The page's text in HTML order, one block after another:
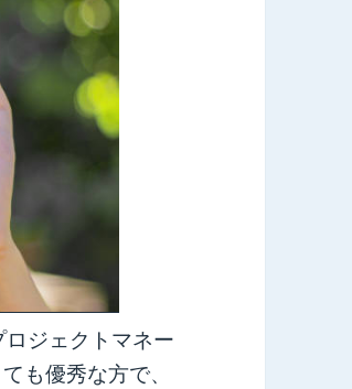
ジェクトマネー
も優秀な方で、